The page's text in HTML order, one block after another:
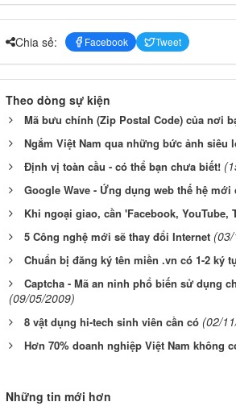
Chia sẻ: Facebook Tweet
Theo dòng sự kiện
Mã bưu chính (Zip Postal Code) của nơi
Ngắm Việt Nam qua những bức ảnh siêu
Định vị toàn cầu - có thể bạn chưa biết!
Google Wave - Ứng dụng web thế hệ mới
Khi ngoại giao, cần 'Facebook, YouTube,
5 Công nghệ mới sẽ thay đổi Internet
Chuẩn bị đăng ký tên miền .vn có 1-2 ký
Captcha - Mã an ninh phổ biến sử dụng
(09/05/2009)
8 vật dụng hi-tech sinh viên cần có (02/
Hơn 70% doanh nghiệp Việt Nam không
Những tin mới hơn